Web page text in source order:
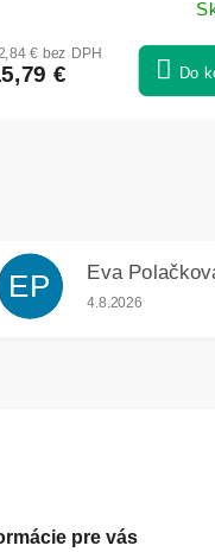
€ bez DPH
€ Do
EP Eva
Hodnotenie
4.8.2026
pre vás